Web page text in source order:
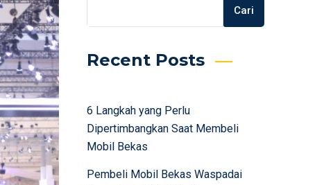
Cari
Recent Posts
6 Langkah yang Perlu
Dipertimbangkan Saat Membeli
Mobil Bekas
Pembeli Mobil Bekas Waspadai